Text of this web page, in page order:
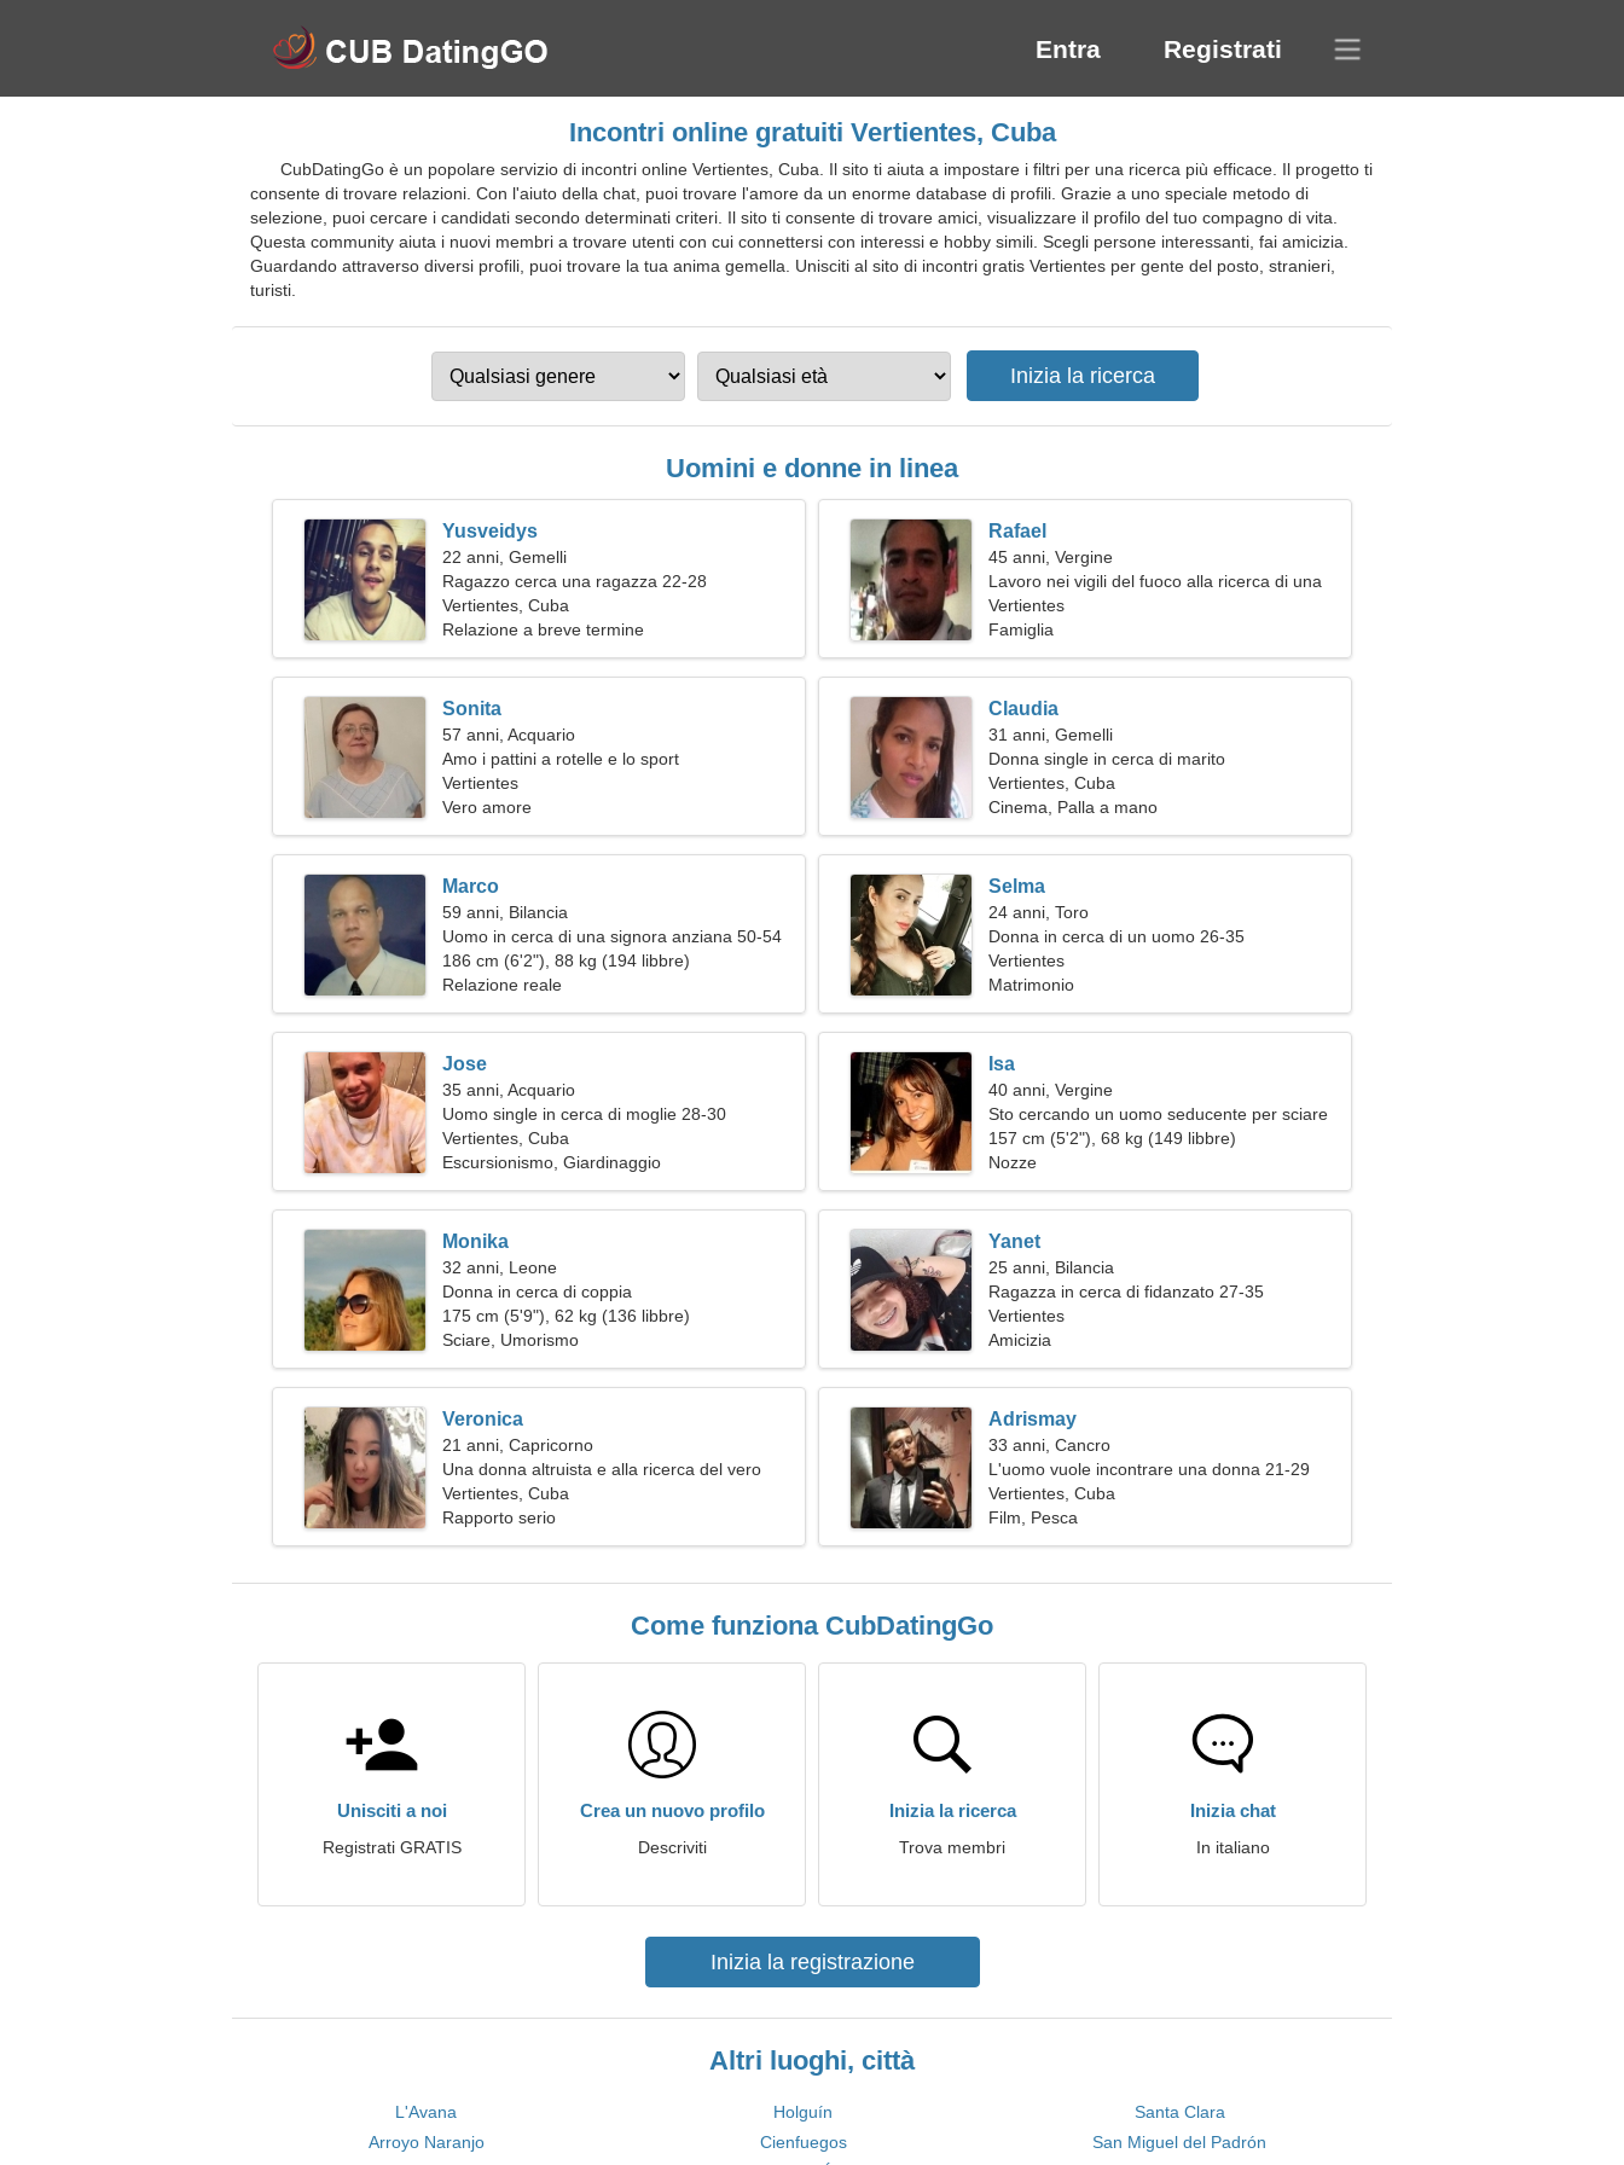
Entra Registrati
Incontri online gratuiti Vertientes, Cuba
CubDatingGo è un popolare servizio di incontri online Vertientes, Cuba. Il sito ti aiuta a impostare i filtri per una ricerca più efficace. Il progetto ti
consente di trovare relazioni. Con l'aiuto della chat, puoi trovare l'amore da un enorme database di profili. Grazie a uno speciale metodo di
selezione, puoi cercare i candidati secondo determinati criteri. Il sito ti consente di trovare amici, visualizzare il profilo del tuo compagno di vita.
Questa community aiuta i nuovi membri a trovare utenti con cui connettersi con interessi e hobby simili. Scegli persone interessanti, fai amicizia.
Guardando attraverso diversi profili, puoi trovare la tua anima gemella. Unisciti al sito di incontri gratis Vertientes per gente del posto, stranieri,
turisti.
Uomini e donne in linea
Yusveidys
22 anni, Gemelli
Ragazzo cerca una ragazza 22-28
Vertientes, Cuba
Relazione a breve termine
Rafael
45 anni, Vergine
Lavoro nei vigili del fuoco alla ricerca di una
donna meravigliosa
Vertientes
Famiglia
Sonita
57 anni, Acquario
Amo i pattini a rotelle e lo sport
Vertientes
Vero amore
Claudia
31 anni, Gemelli
Donna single in cerca di marito
Vertientes, Cuba
Cinema, Palla a mano
Marco
59 anni, Bilancia
Uomo in cerca di una signora anziana 50-54
186 cm (6'2"), 88 kg (194 libbre)
Relazione reale
Selma
24 anni, Toro
Donna in cerca di un uomo 26-35
Vertientes
Matrimonio
Jose
35 anni, Acquario
Uomo single in cerca di moglie 28-30
Vertientes, Cuba
Escursionismo, Giardinaggio
Isa
40 anni, Vergine
Sto cercando un uomo seducente per sciare
insieme
157 cm (5'2"), 68 kg (149 libbre)
Nozze
Monika
32 anni, Leone
Donna in cerca di coppia
175 cm (5'9"), 62 kg (136 libbre)
Sciare, Umorismo
Yanet
25 anni, Bilancia
Ragazza in cerca di fidanzato 27-35
Vertientes
Amicizia
Veronica
21 anni, Capricorno
Una donna altruista e alla ricerca del vero
amore
Vertientes, Cuba
Rapporto serio
Adrismay
33 anni, Cancro
L'uomo vuole incontrare una donna 21-29
Vertientes, Cuba
Film, Pesca
Come funziona CubDatingGo
Unisciti a noi
Registrati GRATIS
Crea un nuovo profilo
Descriviti
Inizia la ricerca
Trova membri
Inizia chat
In italiano
Inizia la registrazione
Altri luoghi, città
L'Avana Holguín
Santa Clara
Arroyo Naranjo
Cienfuegos
San Miguel del Padrón